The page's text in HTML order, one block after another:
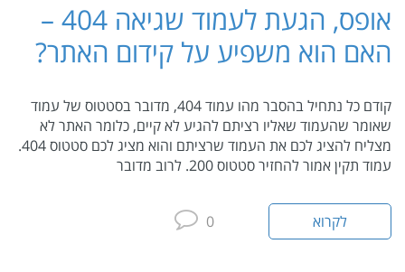
אופס, הגעת לעמוד שגיאה 404 –
האם הוא משפיע על קידום האתר?
קודם כל נתחיל בהסבר מהו עמוד 404, מדובר בסטטוס של עמוד
שאומר שהעמוד שאליו רציתם להגיע לא קיים, כלומר האתר לא
מצליח להציג לכם את העמוד שרציתם והוא מציג לכם סטטוס 404.
עמוד תקין אמור להחזיר סטטוס 200. לרוב מדובר
לקרוא 0